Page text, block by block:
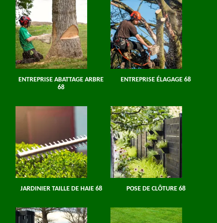
ENTREPRISE ABATTAGE ARBRE
68
ENTREPRISE ÉLAGAGE 68
JARDINIER TAILLE DE HAIE 68 POSE DE CLÔTURE 68